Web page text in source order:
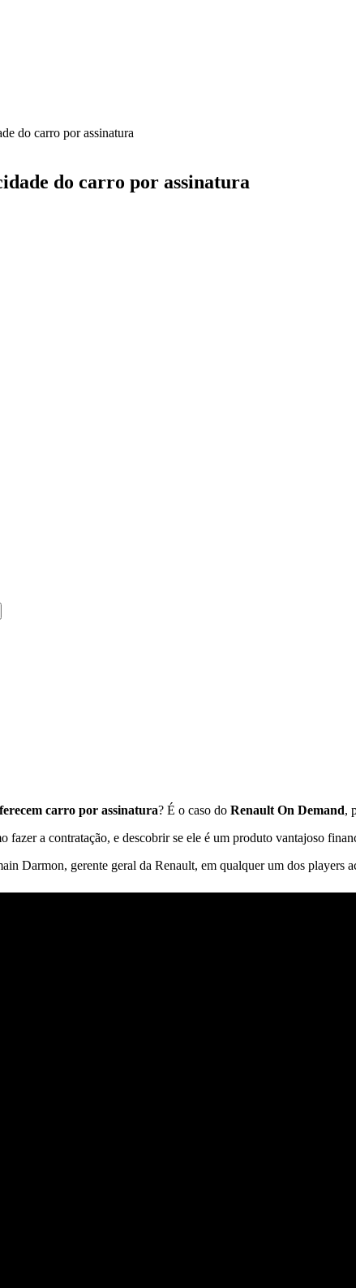
do carro por assinatura
do carro por assinatura
carro por assinatura? É o caso do Renault On Demand,
fazer a contratação, e descobrir se ele é um produto vantajoso
Darmon, gerente geral da Renault, em qualquer um dos players